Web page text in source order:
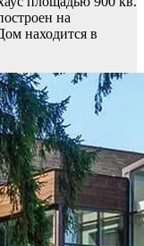
на
находится в